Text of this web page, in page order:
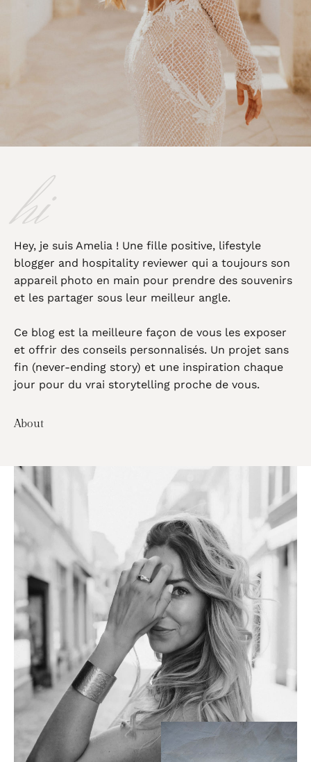
hi
Hey, je suis Amelia ! Une fille positive, lifestyle
blogger and hospitality reviewer qui a toujours son
appareil photo en main pour prendre des souvenirs
et les partager sous leur meilleur angle.
Ce blog est la meilleure façon de vous les exposer
et offrir des conseils personnalisés. Un projet sans
fin (never-ending story) et une inspiration chaque
jour pour du vrai storytelling proche de vous.
About